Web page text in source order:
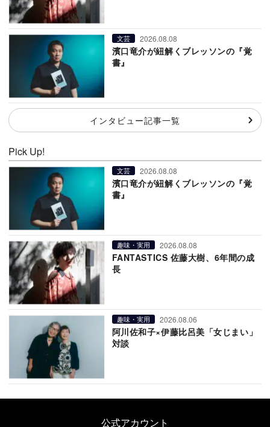
文芸 2026.08.08
濱口竜介が紐解くブレッソンの『覚
書』
インタビュー記事一覧
Pick Up!
文芸 2026.08.08
濱口竜介が紐解くブレッソンの『覚
書』
趣味・実用 2026.08.08
FANTASTICS 佐藤大樹、6年間の成
長
趣味・実用 2026.08.06
阿川佐和子×伊藤比呂美「女じまい」
対談
公式アカウント